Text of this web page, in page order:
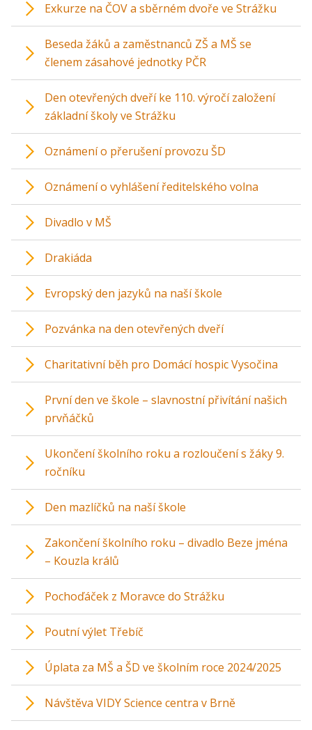
Exkurze na ČOV a sběrném dvoře ve Strážku
Beseda žáků a zaměstnanců ZŠ a MŠ se
členem zásahové jednotky PČR
Den otevřených dveří ke 110. výročí založení
základní školy ve Strážku
Oznámení o přerušení provozu ŠD
Oznámení o vyhlášení ředitelského volna
Divadlo v MŠ
Drakiáda
Evropský den jazyků na naší škole
Pozvánka na den otevřených dveří
Charitativní běh pro Domácí hospic Vysočina
První den ve škole – slavnostní přivítání našich
prvňáčků
Ukončení školního roku a rozloučení s žáky 9.
ročníku
Den mazlíčků na naší škole
Zakončení školního roku – divadlo Beze jména
– Kouzla králů
Pochoďáček z Moravce do Strážku
Poutní výlet Třebíč
Úplata za MŠ a ŠD ve školním roce 2024/2025
Návštěva VIDY Science centra v Brně